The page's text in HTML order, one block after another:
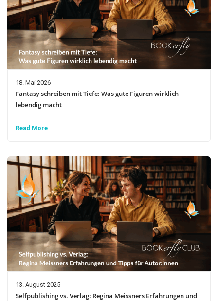
18. Mai 2026
Fantasy schreiben mit Tiefe: Was gute Figuren wirklich
lebendig macht
Read More
13. August 2025
Selfpublishing vs. Verlag: Regina Meissners Erfahrungen und